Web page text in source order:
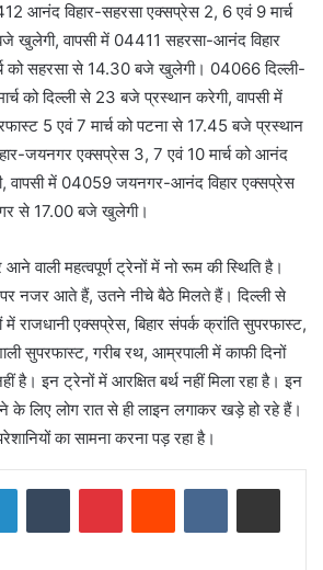
आनंद विहार-सहरसा एक्सप्रेस 2, 6 एवं 9 मार्च
खुलेगी, वापसी में 04411 सहरसा-आनंद विहार
को सहरसा से 14.30 बजे खुलेगी। 04066 दिल्ली-
को दिल्ली से 23 बजे प्रस्थान करेगी, वापसी में
5 एवं 7 मार्च को पटना से 17.45 बजे प्रस्थान
जयनगर एक्सप्रेस 3, 7 एवं 10 मार्च को आनंद
वापसी में 04059 जयनगर-आनंद विहार एक्सप्रेस
से 17.00 बजे खुलेगी।
वाली महत्वपूर्ण ट्रेनों में नो रूम की स्थिति है।
पर नजर आते हैं, उतने नीचे बैठे मिलते हैं। दिल्ली से
राजधानी एक्सप्रेस, बिहार संपर्क क्रांति सुपरफास्ट,
सुपरफास्ट, गरीब रथ, आम्रपाली में काफी दिनों
है। इन ट्रेनों में आरक्षित बर्थ नहीं मिला रहा है। इन
के लिए लोग रात से ही लाइन लगाकर खड़े हो रहे हैं।
का सामना करना पड़ रहा है।
LinkedInTumblr PinterestReddit VKontakteShare via Email